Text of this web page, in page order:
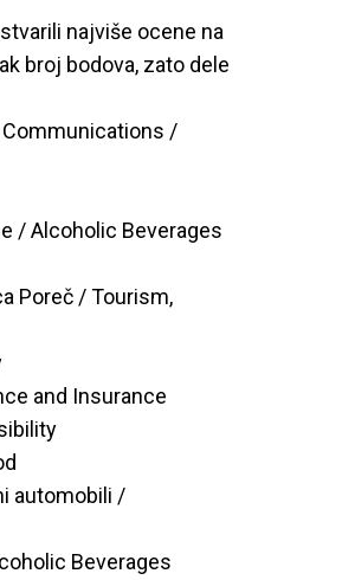
najviše ocene na
broj bodova, zato dele
/
/ Alcoholic Beverages
Poreč / Tourism,
and Insurance
automobili /
Beverages